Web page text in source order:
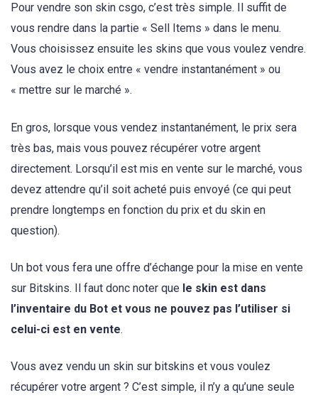
Pour vendre son skin csgo, c’est très simple. Il suffit de
vous rendre dans la partie « Sell Items » dans le menu.
Vous choisissez ensuite les skins que vous voulez vendre.
Vous avez le choix entre « vendre instantanément » ou
« mettre sur le marché ».
En gros, lorsque vous vendez instantanément, le prix sera
très bas, mais vous pouvez récupérer votre argent
directement. Lorsqu’il est mis en vente sur le marché, vous
devez attendre qu’il soit acheté puis envoyé (ce qui peut
prendre longtemps en fonction du prix et du skin en
question).
Un bot vous fera une offre d’échange pour la mise en vente
sur Bitskins. Il faut donc noter que le skin est dans
l’inventaire du Bot et vous ne pouvez pas l’utiliser si
celui-ci est en vente.
Vous avez vendu un skin sur bitskins et vous voulez
récupérer votre argent ? C’est simple, il n’y a qu’une seule